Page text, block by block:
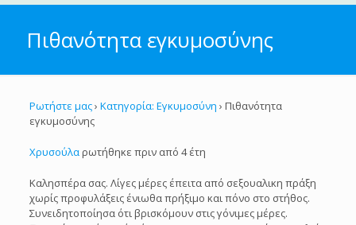
Πιθανότητα εγκυμοσύνης
Ρωτήστε μας› Κατηγορία: Εγκυμοσύνη › Πιθανότητα
εγκυμοσύνης
Χρυσούλαρωτήθηκε πριν από 4 έτη
Καλησπέρα σας. Λίγες μέρες έπειτα από σεξουαλικη πράξη
χωρίς προφυλάξεις ένιωθα πρήξιμο και πόνο στο στήθος.
Συνειδητοποίησα ότι βρισκόμουν στις γόνιμες μέρες.